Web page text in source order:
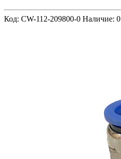
Код: CW-112-209800-0 Наличие: 0